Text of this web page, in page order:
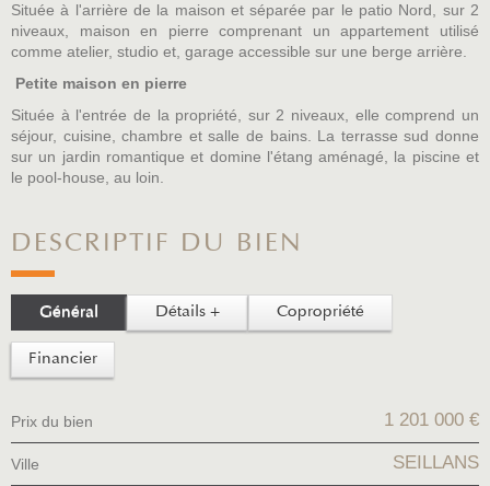
Située à l'arrière de la maison et séparée par le patio Nord, sur 2
niveaux, maison en pierre comprenant un appartement utilisé
comme atelier, studio et, garage accessible sur une berge arrière.
Petite maison en pierre
Située à l'entrée de la propriété, sur 2 niveaux, elle comprend un
séjour, cuisine, chambre et salle de bains. La terrasse sud donne
sur un jardin romantique et domine l'étang aménagé, la piscine et
le pool-house, au loin.
DESCRIPTIF DU BIEN
Général Détails + Copropriété
Financier
Prix du bien 1 201 000 €
Ville SEILLANS